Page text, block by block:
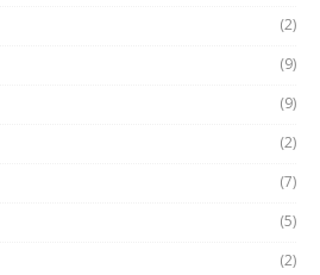
(2)
(9)
(9)
(2)
(7)
(5)
(2)